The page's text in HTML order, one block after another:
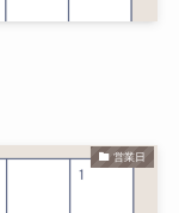
営業日